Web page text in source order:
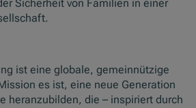
Sicherheit von Familien in einer
ist eine globale, gemeinnützige
es ist, eine neue Generation
heranzubilden, die – inspiriert durch